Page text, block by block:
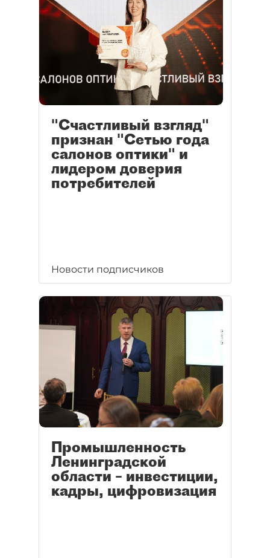
"Счастливый взгляд"
признан "Сетью года
салонов оптики" и
лидером доверия
потребителей
Новости подписчиков
Промышленность
Ленинградской
области – инвестиции,
кадры, цифровизация